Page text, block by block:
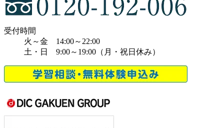
受付時間
火～金 14:00～22:00
土・日 9:00～19:00（月・祝日休み）